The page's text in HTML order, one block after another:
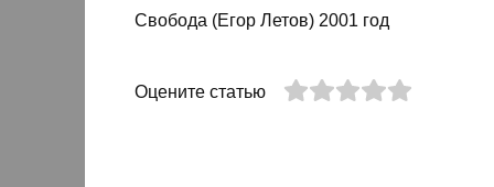
Свобода (Егор Летов) 2001 год
Оцените статью